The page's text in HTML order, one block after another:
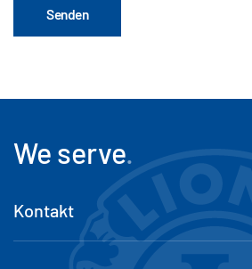
Senden
We serve.
Kontakt